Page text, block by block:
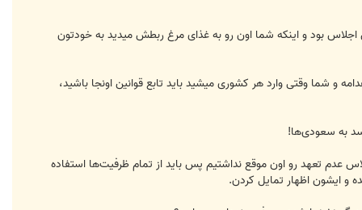
اجلاس بود و اینکه شما اون رو به غذای مرغ ربطش میدید به خودتون
و شما وقتی وارد هر کشوری میشید باید تابع قوانین اونجا باشید،
به سعودی‌ها!
برگزاری اجلاس عدم تعهد رو اون موقع نداشتیم پس باید از تمام ظرفیت‌ها استفاده
و ایشون اظهار تمایل کردن.